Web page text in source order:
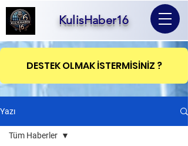
KulisHaber16
DESTEK OLMAK İSTERMİSİNİZ ?
Yazı
Tüm Haberler